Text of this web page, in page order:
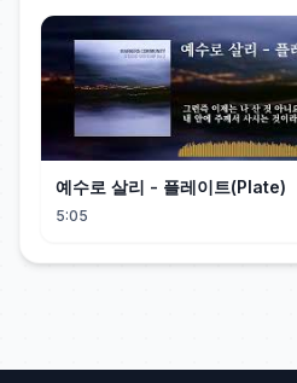
예수로 살리 - 플레이트(Plate)
5:05